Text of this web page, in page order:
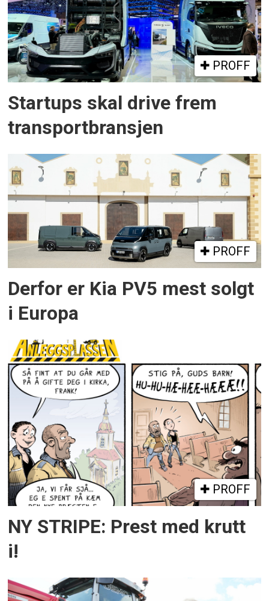
PROFF
Startups skal drive frem
transportbransjen
PROFF
Derfor er Kia PV5 mest solgt
i Europa
PROFF
NY STRIPE: Prest med krutt
i!